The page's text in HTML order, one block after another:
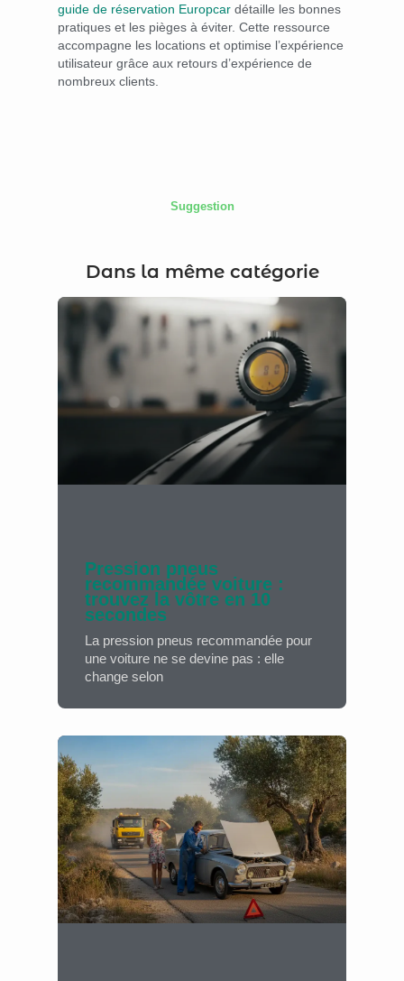
guide de réservation Europcar détaille les bonnes
pratiques et les pièges à éviter. Cette ressource
accompagne les locations et optimise l’expérience
utilisateur grâce aux retours d’expérience de
nombreux clients.
Suggestion
Dans la même catégorie
Pression pneus
recommandée voiture :
trouvez la vôtre en 10
secondes
La pression pneus recommandée pour
une voiture ne se devine pas : elle
change selon